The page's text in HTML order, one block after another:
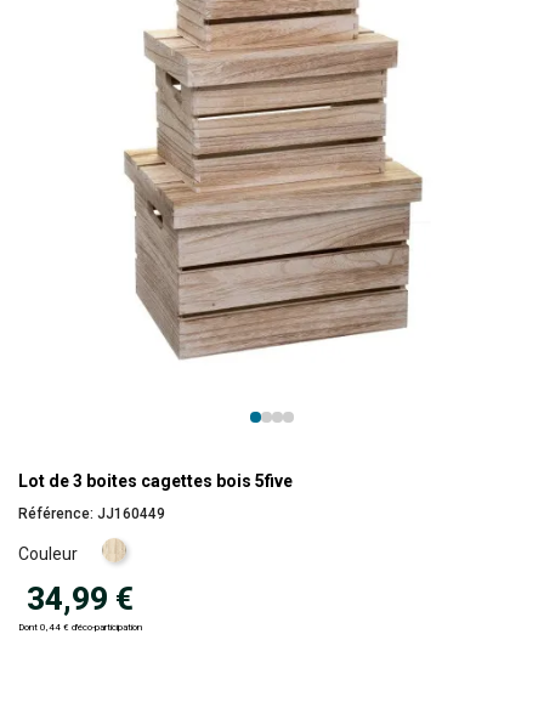
Lot de 3 boites cagettes bois 5five
Référence: JJ160449
Couleur
Naturel
clair
34,99 €
Dont 0,44 € d'éco-participation